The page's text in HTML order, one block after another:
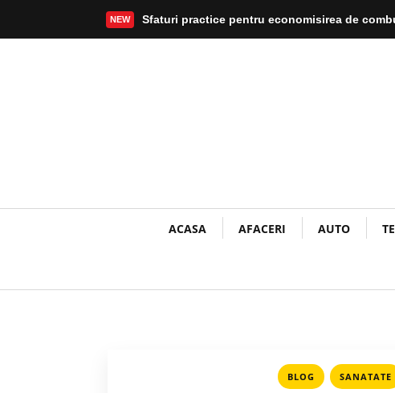
NEW Sfaturi practice pentru economisirea de
Mai mult
ACASA AFACERI AUTO
BLOG , SANATATE